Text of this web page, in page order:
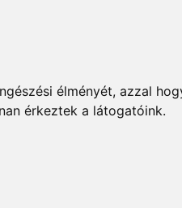
élményét, azzal
érkeztek a látogatóink.